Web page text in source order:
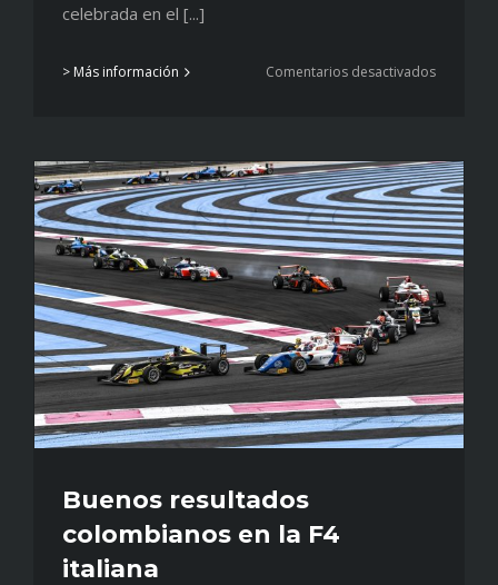
celebrada en el [...]
> Más información Comentarios desactivadosen
la
F4
italiana
Buenos resultados
colombianos en la F4
italiana